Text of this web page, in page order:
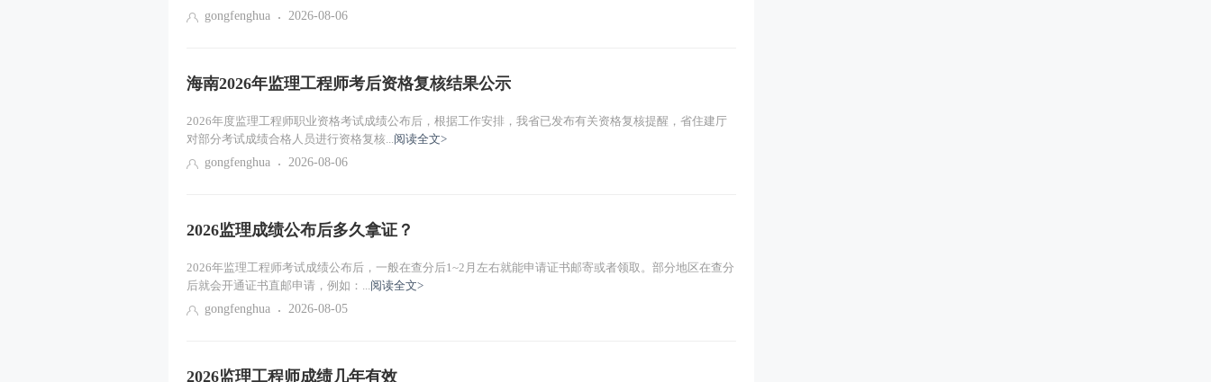
gongfenghua
2026-08-06
海南2026年监理工程师考后资格复核结果公示
2026年度监理工程师职业资格考试成绩公布后，根据工作安排，我省已发布有关资格复核提醒，省住建厅
对部分考试成绩合格人员进行资格复核...阅读全文>
gongfenghua
2026-08-06
2026监理成绩公布后多久拿证？
2026年监理工程师考试成绩公布后，一般在查分后1~2月左右就能申请证书邮寄或者领取。部分地区在查分
后就会开通证书直邮申请，例如：...阅读全文>
gongfenghua
2026-08-05
2026监理工程师成绩几年有效